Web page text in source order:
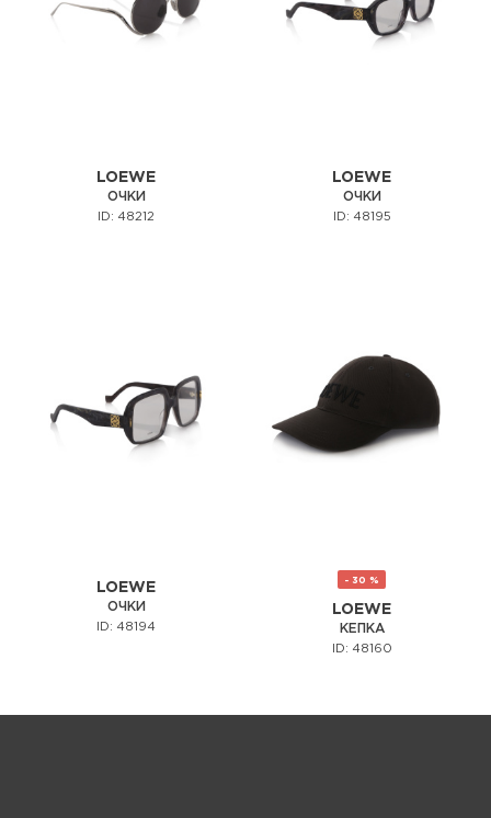
LOEWE
ОЧКИ
ID: 48212
LOEWE
ОЧКИ
ID: 48195
LOEWE
ОЧКИ
ID: 48194
- 30 %
LOEWE
КЕПКА
ID: 48160